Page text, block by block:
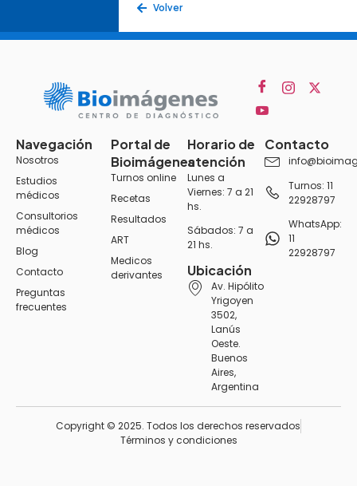
Volver
Navegación
Nosotros
Estudios
médicos
Consultorios
médicos
Blog
Contacto
Preguntas
frecuentes
Portal de
Bioimágenes
Turnos online
Recetas
Resultados
ART
Medicos
derivantes
Horario de
atención
Lunes a
Viernes: 7 a 21
hs.
Sábados: 7 a
21 hs.
Ubicación
Av. Hipólito
Yrigoyen
3502,
Lanús
Oeste.
Buenos
Aires,
Argentina
Contacto
Turnos: 11
22928797
WhatsApp:
11
22928797
Copyright © 2025. Todos los derechos reservados
Términos y condiciones